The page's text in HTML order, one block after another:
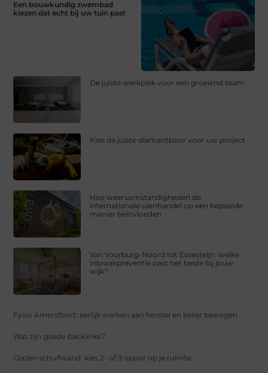
Een bouwkundig zwembad
kiezen dat echt bij uw tuin past
De juiste werkplek voor een groeiend team
Kies de juiste diamantboor voor uw project
Hoe weersomstandigheden de
internationale uienhandel op een bepaalde
manier beïnvloeden
Van Voorburg-Noord tot Essesteijn: welke
inbraakpreventie past het beste bij jouw
wijk?
Fysio Amersfoort: eerlijk werken aan herstel en beter bewegen
Wat zijn goede backlinks?
Glazen schuifwand: kies 2- of 3-spoor op je ruimte